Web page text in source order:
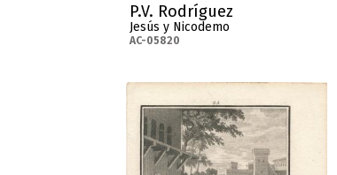
P.V. Rodríguez
Jesús y Nicodemo
AC-05820